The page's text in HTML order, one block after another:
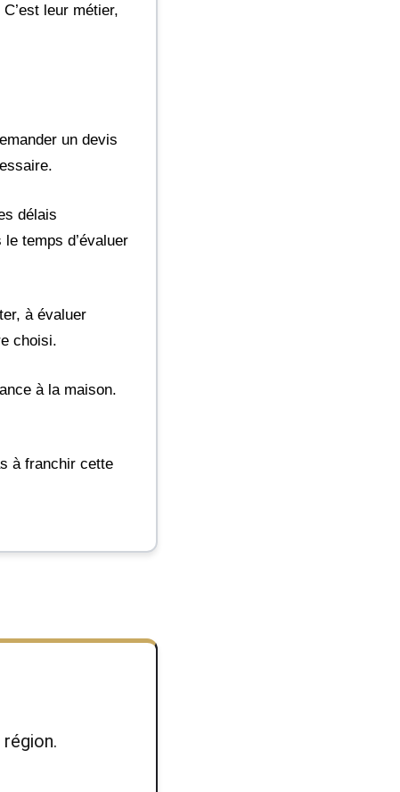
leur métier,
un devis
délais
temps d’évaluer
à évaluer
choisi.
à la maison.
à franchir cette